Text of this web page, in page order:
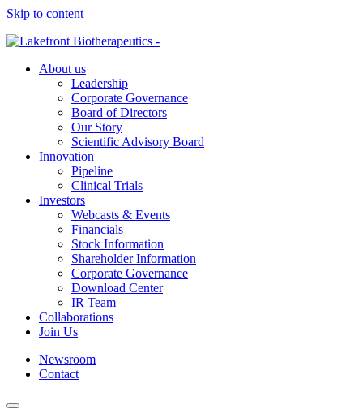
Skip to content
About us
Leadership
Corporate Governance
Board of Directors
Our Story
Scientific Advisory Board
Innovation
Pipeline
Clinical Trials
Investors
Webcasts & Events
Financials
Stock Information
Shareholder Information
Corporate Governance
Download Center
IR Team
Collaborations
Join Us
Newsroom
Contact